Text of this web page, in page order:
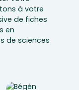
à votre
de fiches
en
de sciences